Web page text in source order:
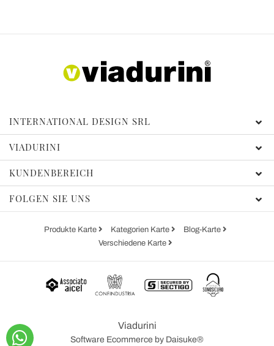
INTERNATIONAL DESIGN SRL
VIADURINI
KUNDENBEREICH
FOLGEN SIE UNS
Produkte Karte Kategorien Karte
Blog-Karte
Verschiedene Karte
Viadurini
Software Ecommerce by Daisuke®